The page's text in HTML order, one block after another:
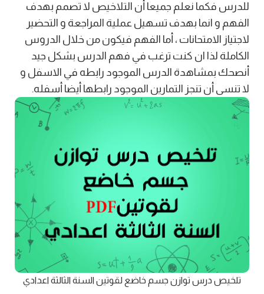
للدرس فكما نعلم جميعا أن التلاخيص لا تصمم بهدف
الفهم و انما بهدف تسهيل عملية المراجعة و التحضير
لاجتياز الامتحانات ، أما الفهم فيكون من خلال الدروس
الكاملة لذا ان كنت ترغب في فهم الدرس بشكل جيد
أنصحك بمشاهدة الدرس الموجود رابطه في الاسفل و
لا تنسى أن تنجز التمارين الموجود رابطها أيضا أسفله.
تلخيص درس توازن جسم خاضع لقوتين السنة الثالثة اعدادي